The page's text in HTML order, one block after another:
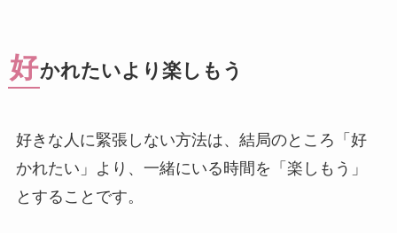
好かれたいより楽しもう
好きな人に緊張しない方法は、結局のところ「好
かれたい」より、一緒にいる時間を「楽しもう」
とすることです。